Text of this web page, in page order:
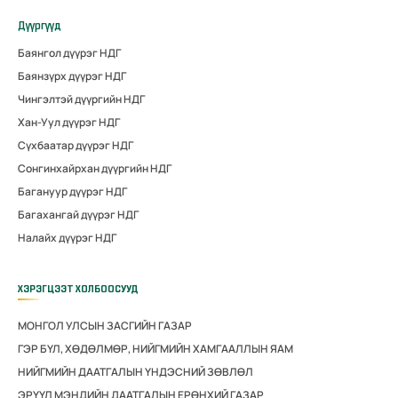
Дүүргүүд
Баянгол дүүрэг НДГ
Баянзүрх дүүрэг НДГ
Чингэлтэй дүүргийн НДГ
Хан-Уул дүүрэг НДГ
Сүхбаатар дүүрэг НДГ
Сонгинхайрхан дүүргийн НДГ
Багануур дүүрэг НДГ
Багахангай дүүрэг НДГ
Налайх дүүрэг НДГ
ХЭРЭГЦЭЭТ ХОЛБООСУУД
МОНГОЛ УЛСЫН ЗАСГИЙН ГАЗАР
ГЭР БҮЛ, ХӨДӨЛМӨР, НИЙГМИЙН ХАМГААЛЛЫН ЯАМ
НИЙГМИЙН ДААТГАЛЫН ҮНДЭСНИЙ ЗӨВЛӨЛ